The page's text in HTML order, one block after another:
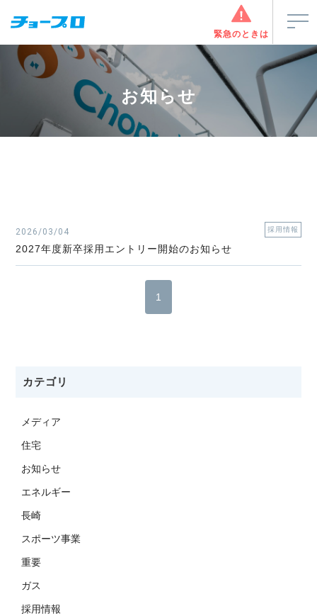
緊急のときは
お知らせ
2026/03/04
2027年度新卒採用エントリー開始のお知らせ
採用情報
1
カテゴリ
メディア
住宅
お知らせ
エネルギー
長崎
スポーツ事業
重要
ガス
採用情報